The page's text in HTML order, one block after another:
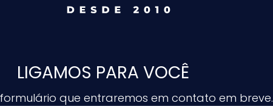
LIGAMOS PARA VOCÊ
que entraremos em contato em breve.